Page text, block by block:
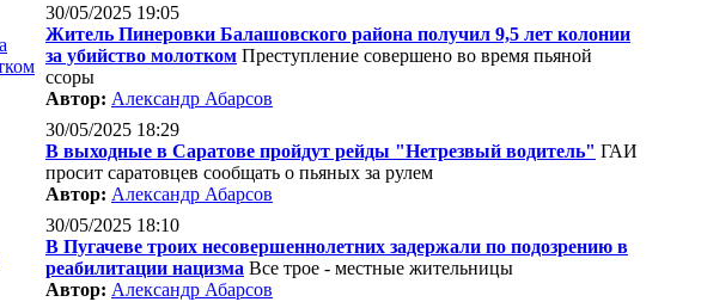
30/05/2025 19:05
Житель Пинеровки Балашовского района получил 9,5 лет колонии
за убийство молотком Преступление совершено во время пьяной
ссоры
Автор: Александр Абарсов
30/05/2025 18:29
В выходные в Саратове пройдут рейды "Нетрезвый водитель" ГАИ
просит саратовцев сообщать о пьяных за рулем
Автор: Александр Абарсов
30/05/2025 18:10
В Пугачеве троих несовершеннолетних задержали по подозрению в
реабилитации нацизма Все трое - местные жительницы
Автор: Александр Абарсов